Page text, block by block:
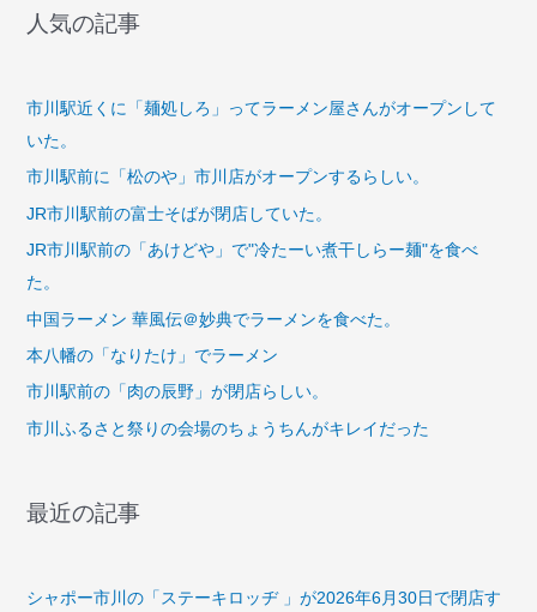
人気の記事
市川駅近くに「麺処しろ」ってラーメン屋さんがオープンして
いた。
市川駅前に「松のや」市川店がオープンするらしい。
JR市川駅前の富士そばが閉店していた。
JR市川駅前の「あけどや」で"冷たーい煮干しらー麺"を食べ
た。
中国ラーメン 華風伝＠妙典でラーメンを食べた。
本八幡の「なりたけ」でラーメン
市川駅前の「肉の辰野」が閉店らしい。
市川ふるさと祭りの会場のちょうちんがキレイだった
最近の記事
シャポー市川の「ステーキロッヂ 」が2026年6月30日で閉店す